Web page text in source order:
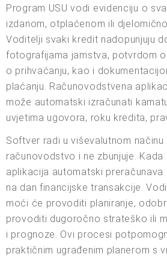
Program USU vodi evidenciju o
izdanom, otplaćenom ili
Voditelji svaki kredit nadopunjuju
fotografijama jamstva, potvrdom
o prihvaćanju, kao i
plaćanju. Računovodstvena
može automatski izračunati
uvjetima ugovora, roku kredita,
Softver radi u viševalutnom načinu
računovodstvo i ne zbunjuje.
aplikacija automatski preračunava
na dan financijske transakcije.
moći će provoditi planiranje,
provoditi dugoročno strateško ili
i prognoze. Ovi procesi
praktičnim ugrađenim planerom s